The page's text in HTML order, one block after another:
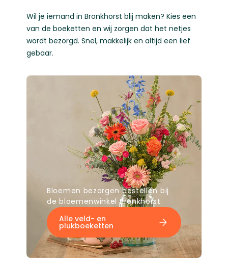
Wil je iemand in Bronkhorst blij maken? Kies een
van de boeketten en wij zorgen dat het netjes
wordt bezorgd. Snel, makkelijk en altijd een lief
gebaar.
Bloemen bezorgen bestellen bij
de bloemenwinkel Bronkhorst
Alle veld- en
plukboeketten